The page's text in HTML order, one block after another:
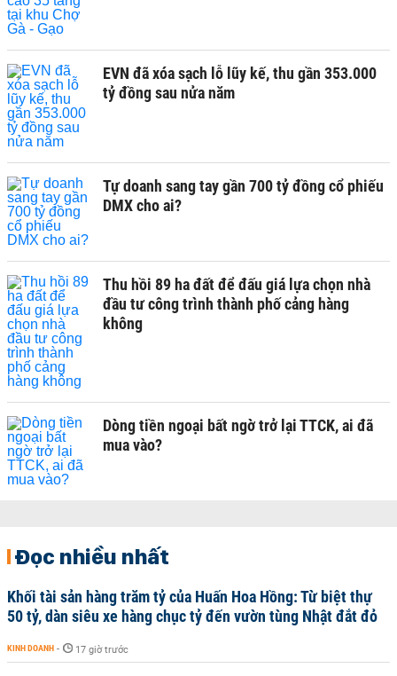
EVN đã xóa sạch lỗ lũy kế, thu gần 353.000
tỷ đồng sau nửa năm
Tự doanh sang tay gần 700 tỷ đồng cổ phiếu
DMX cho ai?
Thu hồi 89 ha đất để đấu giá lựa chọn nhà
đầu tư công trình thành phố cảng hàng
không
Dòng tiền ngoại bất ngờ trở lại TTCK, ai đã
mua vào?
Đọc nhiều nhất
Khối tài sản hàng trăm tỷ của Huấn Hoa Hồng: Từ biệt thự
50 tỷ, dàn siêu xe hàng chục tỷ đến vườn tùng Nhật đắt đỏ
KINH DOANH - 17 giờ trước